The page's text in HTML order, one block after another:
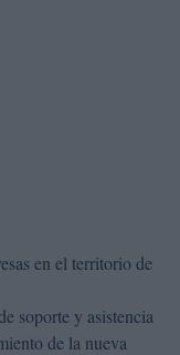
en el territorio de
soporte y asistencia
de la nueva